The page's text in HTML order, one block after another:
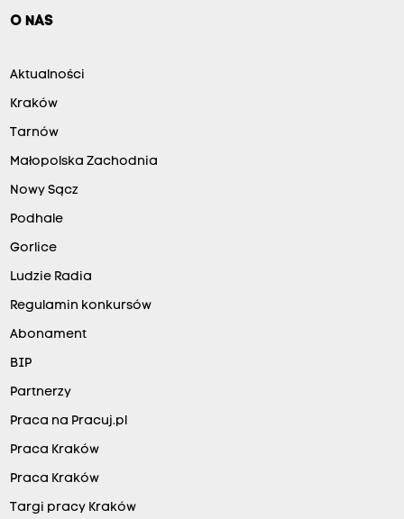
O NAS
Aktualności
Kraków
Tarnów
Małopolska Zachodnia
Nowy Sącz
Podhale
Gorlice
Ludzie Radia
Regulamin konkursów
Abonament
BIP
Partnerzy
Praca na Pracuj.pl
Praca Kraków
Praca Kraków
Targi pracy Kraków